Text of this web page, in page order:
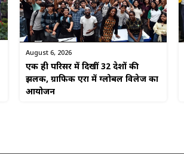
August 6, 2026
एक ही परिसर में दिखीं 32 देशों की
झलक, ग्राफिक एरा में ग्लोबल विलेज का
आयोजन